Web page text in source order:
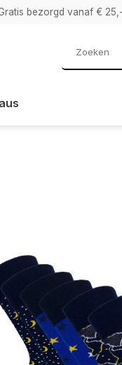
bezorgd vanaf € 25,-